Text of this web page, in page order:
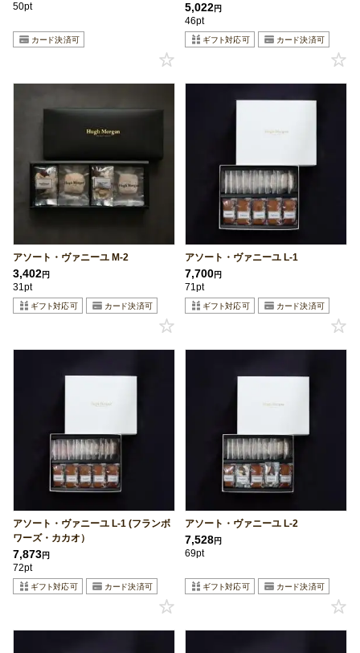
50pt 5,022円
46pt
アソート・ヴァニーユ M-2
3,402円
31pt
アソート・ヴァニーユ L-1
7,700円
71pt
アソート・ヴァニーユ L-1 (フランボ
ワーズ・カカオ）
7,873円
72pt
アソート・ヴァニーユ L-2
7,528円
69pt